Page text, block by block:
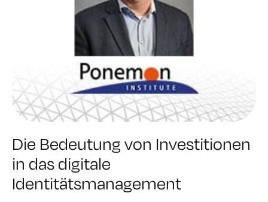
Die Bedeutung von Investitionen
in das digitale
Identitätsmanagement